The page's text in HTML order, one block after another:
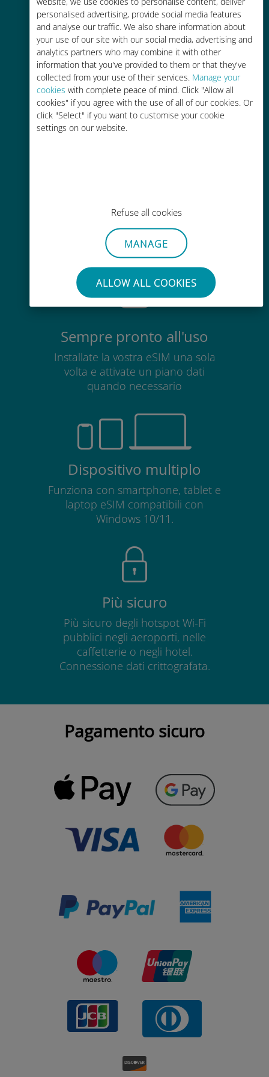
personalised advertising, provide social media features
and analyse our traffic. We also share information about
your use of our site with our social media, advertising and
analytics partners who may combine it with other
information that you've provided to them or that they've
collected from your use of their services. Manage your
cookies with complete peace of mind. Click "Allow all
cookies" if you agree with the use of all of our cookies. Or
click "Select" if you want to customise your cookie
settings on our website.
Refuse all cookies
MANAGE
ALLOW ALL COOKIES
operatore attuale
Ricarica facile
Ovunque tramite l'app Ubigi, anche
senza Wi-Fi o dati residui
Senza sforzo
Non è necessario rimuovere la
scheda SIM esistente
Sempre pronto all'uso
Installate la vostra eSIM una sola
volta e attivate un piano dati
quando necessario
Dispositivo multiplo
Funziona con smartphone, tablet e
laptop eSIM compatibili con
Windows 10/11.
Più sicuro
Più sicuro degli hotspot Wi-Fi
pubblici negli aeroporti, nelle
caffetterie o negli hotel.
Connessione dati crittografata.
Pagamento sicuro